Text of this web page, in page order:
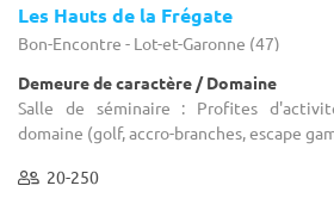
Les Hauts de la Frégate
Bon-Encontre - Lot-et-Garonne (47)
Demeure de caractère / Domaine
Salle de séminaire : Profites
domaine (golf, accro-branches, escape
20-250